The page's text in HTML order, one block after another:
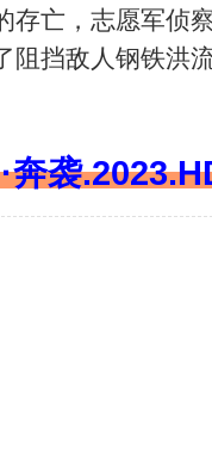
存亡，志愿军侦
阻挡敌人钢铁洪
奔袭